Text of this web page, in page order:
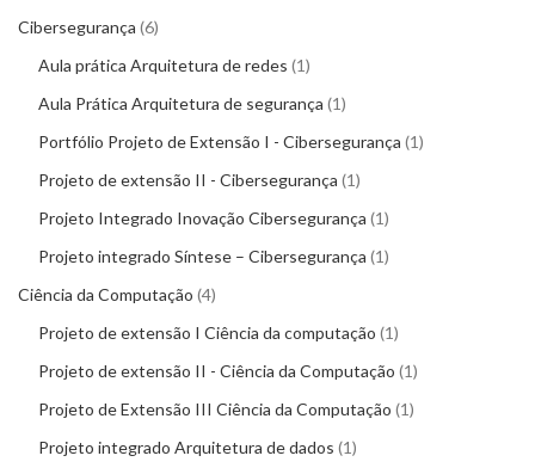
Cibersegurança 6
Aula prática Arquitetura de redes 1
Aula Prática Arquitetura de segurança 1
Portfólio Projeto de Extensão I - Cibersegurança 1
Projeto de extensão II - Cibersegurança 1
Projeto Integrado Inovação Cibersegurança 1
Projeto integrado Síntese – Cibersegurança 1
Ciência da Computação 4
Projeto de extensão I Ciência da computação 1
Projeto de extensão II - Ciência da Computação 1
Projeto de Extensão III Ciência da Computação 1
Projeto integrado Arquitetura de dados 1